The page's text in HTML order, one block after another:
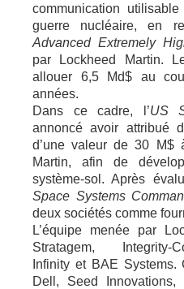
communication
guerre nucléaire, en
Advanced Extremely
par Lockheed Martin.
allouer 6,5 Md$ au
années.
Dans ce cadre, l’US
annoncé avoir attribué
d’une valeur de 30 M$
Martin, afin de
système-sol. Après
Space Systems
deux sociétés comme
L’équipe menée par
Stratagem, Integrity-
Infinity et BAE
Dell, Seed Innovations,